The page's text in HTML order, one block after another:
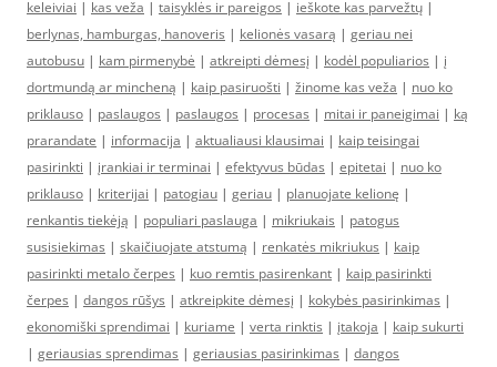
keleiviai | kas veža | taisyklės ir pareigos | ieškote kas parvežtų |
berlynas, hamburgas, hanoveris | kelionės vasarą | geriau nei
autobusu | kam pirmenybė | atkreipti dėmesį | kodėl populiarios | į
dortmundą ar mincheną | kaip pasiruošti | žinome kas veža | nuo ko
priklauso | paslaugos | paslaugos | procesas | mitai ir paneigimai | ką
prarandate | informacija | aktualiausi klausimai | kaip teisingai
pasirinkti | įrankiai ir terminai | efektyvus būdas | epitetai | nuo ko
priklauso | kriterijai | patogiau | geriau | planuojate kelionę |
renkantis tiekėją | populiari paslauga | mikriukais | patogus
susisiekimas | skaičiuojate atstumą | renkatės mikriukus | kaip
pasirinkti metalo čerpes | kuo remtis pasirenkant | kaip pasirinkti
čerpes | dangos rūšys | atkreipkite dėmesį | kokybės pasirinkimas |
ekonomiški sprendimai | kuriame | verta rinktis | įtakoja | kaip sukurti
| geriausias sprendimas | geriausias pasirinkimas | dangos